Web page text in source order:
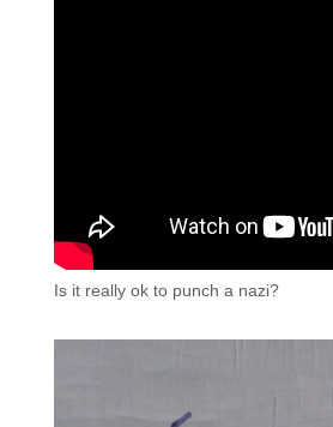
Is it really ok to punch a nazi?